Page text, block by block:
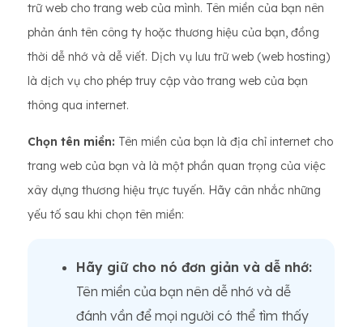
trữ web cho trang web của mình. Tên miền của bạn nên
phản ánh tên công ty hoặc thương hiệu của bạn, đồng
thời dễ nhớ và dễ viết. Dịch vụ lưu trữ web (web hosting)
là dịch vụ cho phép truy cập vào trang web của bạn
thông qua internet.
Chọn tên miền: Tên miền của bạn là địa chỉ internet cho
trang web của bạn và là một phần quan trọng của việc
xây dựng thương hiệu trực tuyến. Hãy cân nhắc những
yếu tố sau khi chọn tên miền:
Hãy giữ cho nó đơn giản và dễ nhớ:
Tên miền của bạn nên dễ nhớ và dễ
đánh vần để mọi người có thể tìm thấy